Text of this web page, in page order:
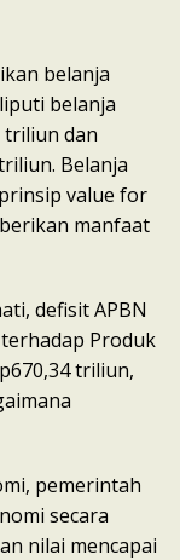
belanja
belanja
triliun dan
Belanja
value for
manfaat
defisit APBN
Produk
triliun,
pemerintah
secara
nilai mencapai